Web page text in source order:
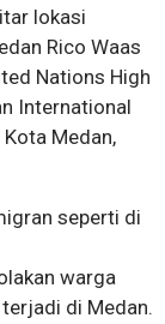
lokasi
Rico Waas
Nations High
International
Medan,
seperti di
warga
di Medan.